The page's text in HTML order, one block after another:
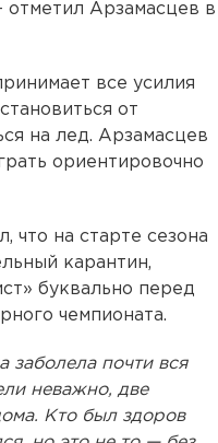
отметил Арзамасцев в
все усилия
от
на лед. Арзамасцев
ориентировочно
что на старте сезона
карантин,
буквально перед
чемпионата.
заболела почти вся
неважно, две
Кто был здоров